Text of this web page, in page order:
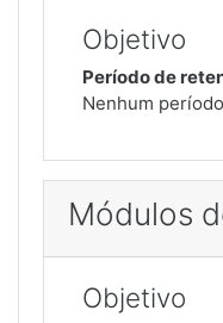
Objetivo
Período de
Nenhum
Módulos
Objetivo